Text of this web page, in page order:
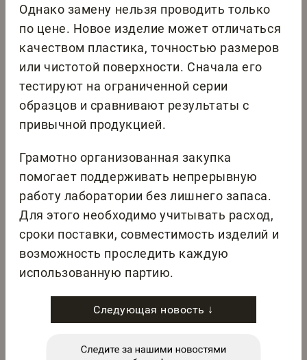
Однако замену нельзя проводить только
по цене. Новое изделие может отличаться
качеством пластика, точностью размеров
или чистотой поверхности. Сначала его
тестируют на ограниченной серии
образцов и сравнивают результаты с
привычной продукцией.
Грамотно организованная закупка
помогает поддерживать непрерывную
работу лаборатории без лишнего запаса.
Для этого необходимо учитывать расход,
сроки поставки, совместимость изделий и
возможность проследить каждую
использованную партию.
Следующая новость ↓